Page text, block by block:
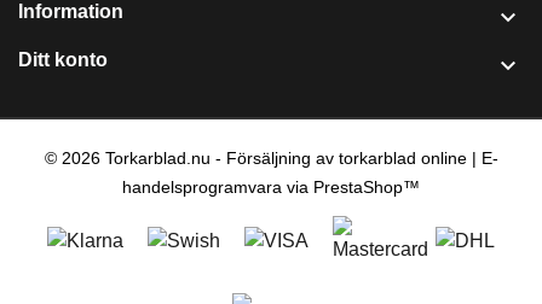
Information 
Ditt konto 
© 2026 Torkarblad.nu - Försäljning av torkarblad online | E-
handelsprogramvara via PrestaShop™